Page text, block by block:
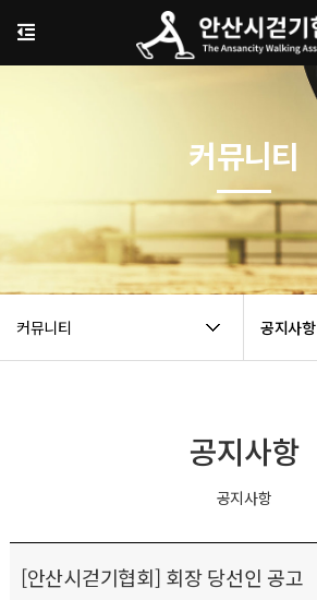
커뮤니티 공지사항
커뮤니티
공지사항
공지사항
[안산시걷기협회] 회장 당선인 공고